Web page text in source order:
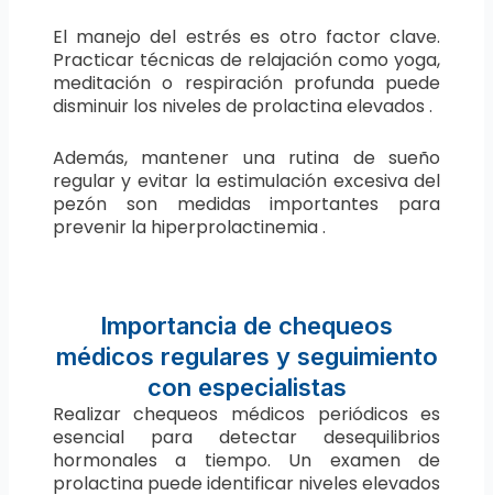
El manejo del estrés es otro factor clave.
Practicar técnicas de relajación como yoga,
meditación o respiración profunda puede
disminuir los niveles de prolactina elevados .
Además, mantener una rutina de sueño
regular y evitar la estimulación excesiva del
pezón son medidas importantes para
prevenir la hiperprolactinemia .
Importancia de chequeos
médicos regulares y seguimiento
con especialistas
Realizar chequeos médicos periódicos es
esencial para detectar desequilibrios
hormonales a tiempo. Un examen de
prolactina puede identificar niveles elevados